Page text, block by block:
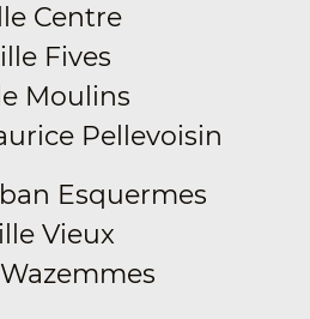
Centre
Fives
Moulins
Pellevoisin
Esquermes
Vieux